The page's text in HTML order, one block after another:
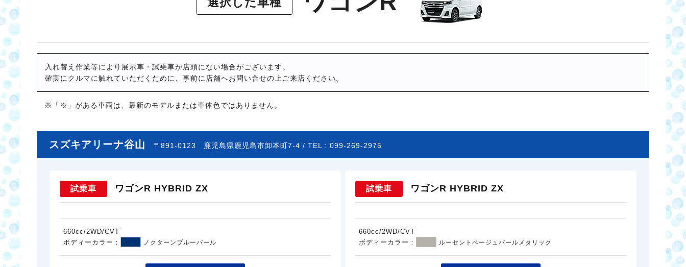
入れ替え作業等により展示車・試乗車が店頭にない場合がございます。
確実にクルマに触れていただくために、事前に店舗へお問い合せの上ご来店ください。
※「※」がある車両は、最新のモデルまたは車体色ではありません。
スズキアリーナ谷山 〒891-0123 鹿児島県鹿児島市卸本町7-4 / TEL : 099-269-2975
試乗車 ワゴンR HYBRID ZX
660cc/2WD/CVT
ボディーカラー：
ノクターンブルーパール
試乗車 ワゴンR HYBRID ZX
660cc/2WD/CVT
ボディーカラー：
ルーセントベージュパールメタリック